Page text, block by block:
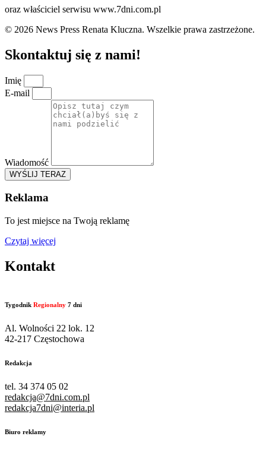
oraz właściciel serwisu www.7dni.com.pl
© 2026 News Press Renata Kluczna. Wszelkie prawa zastrzeżone.
Skontaktuj się z nami!
Imię
E-mail
Wiadomość
WYŚLIJ TERAZ
Reklama
To jest miejsce na Twoją reklamę
Czytaj więcej
Kontakt
Tygodnik Regionalny 7 dni
Al. Wolności 22 lok. 12
42-217 Częstochowa
Redakcja
tel. 34 374 05 02
redakcja@7dni.com.pl
redakcja7dni@interia.pl
Biuro reklamy